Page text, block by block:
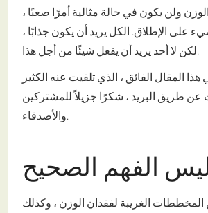
ولن يكون في حالة مثالية أمرًا صعبًا ،
على الإطلاق. الكل يريد أن يكون جذابًا ،
لكن لا أحد يريد أن يفعل شيئًا من أجل هذا.
المقال الفائق ، الذي تلقيت عنه الكثير
عن طريق البريد ، شكرًا جزيلاً للمشتركين
والأصدقاء.
الفهم الصحيح
المخططات الغريبة لفقدان الوزن ، وكذلك